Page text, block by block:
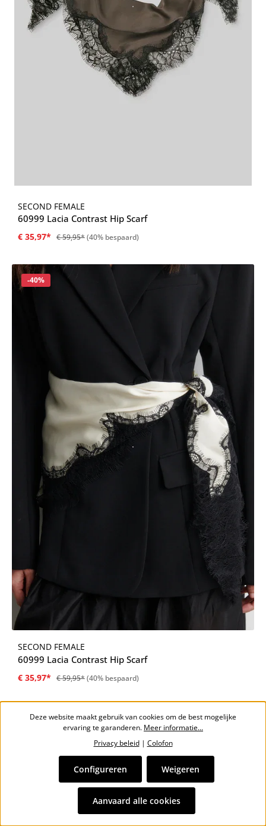
SECOND FEMALE
60999 Lacia Contrast Hip Scarf
€ 35,97* € 59,95*(40% bespaard)
Korting
-40%
SECOND FEMALE
60999 Lacia Contrast Hip Scarf
€ 35,97* € 59,95*(40% bespaard)
Deze website maakt gebruik van cookies om de best mogelijke
ervaring te garanderen. Meer informatie...
Privacy beleid| Colofon
Weigeren
Configureren
Aanvaard alle cookies